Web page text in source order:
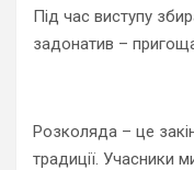
Під час виступу
задонатив –
Розколяда – це
традиції. Учасники